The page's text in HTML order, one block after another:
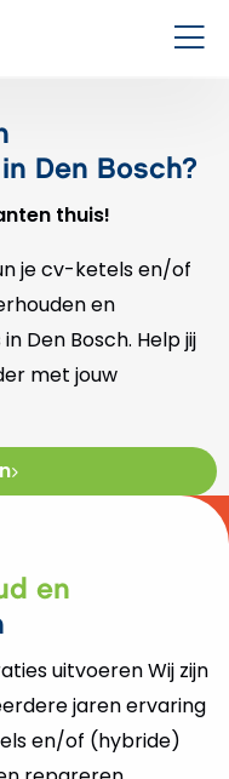
Den Bosch?
thuis!
je cv-ketels en/of
en
Den Bosch. Help jij
met jouw
en
uitvoeren Wij zijn
jaren ervaring
en/of (hybride)